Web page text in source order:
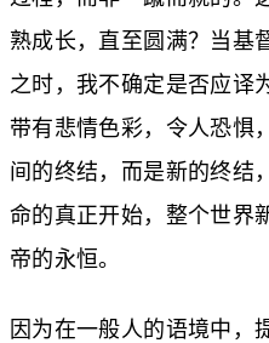
熟成长，直至圆满？当基
之时，我不确定是否应译
带有悲情色彩，令人恐惧
间的终结，而是新的终结
命的真正开始，整个世界
帝的永恒。
因为在一般人的语境中，